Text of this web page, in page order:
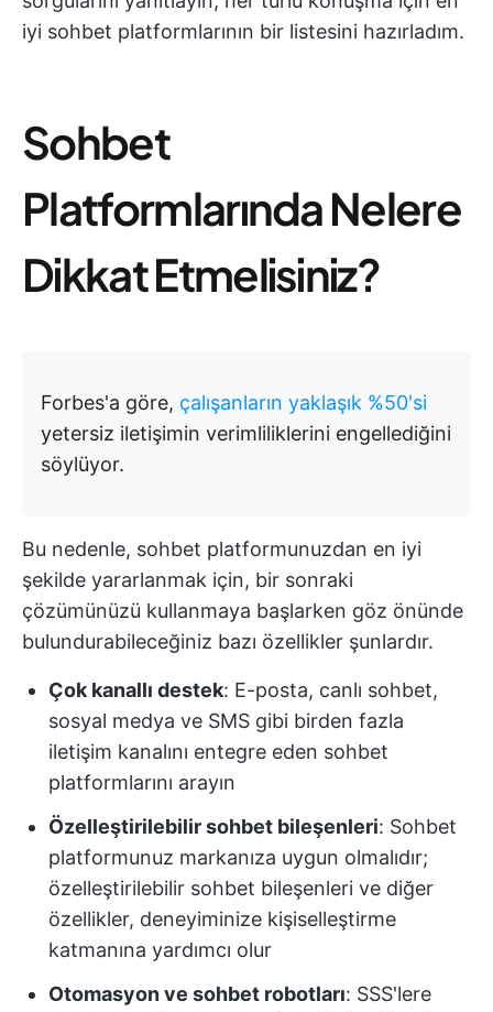
iyi sohbet platformlarının bir listesini hazırladım.
Sohbet
Platformlarında Nelere
Dikkat Etmelisiniz?
Forbes'a göre, çalışanların yaklaşık %50'si
yetersiz iletişimin verimliliklerini engellediğini
söylüyor.
Bu nedenle, sohbet platformunuzdan en iyi
şekilde yararlanmak için, bir sonraki
çözümünüzü kullanmaya başlarken göz önünde
bulundurabileceğiniz bazı özellikler şunlardır.
Çok kanallı destek: E-posta, canlı sohbet,
sosyal medya ve SMS gibi birden fazla
iletişim kanalını entegre eden sohbet
platformlarını arayın
Özelleştirilebilir sohbet bileşenleri: Sohbet
platformunuz markanıza uygun olmalıdır;
özelleştirilebilir sohbet bileşenleri ve diğer
özellikler, deneyiminize kişiselleştirme
katmanına yardımcı olur
Otomasyon ve sohbet robotları: SSS'lere